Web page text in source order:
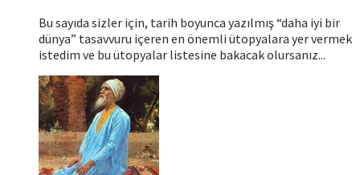
Bu sayıda sizler için, tarih boyunca yazılmış “daha iyi bir
dünya” tasavvuru içeren en önemli ütopyalara yer vermek
istedim ve bu ütopyalar listesine bakacak olursanız...